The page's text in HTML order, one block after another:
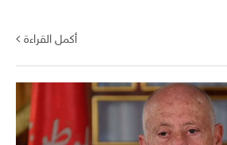
أكمل القراءة